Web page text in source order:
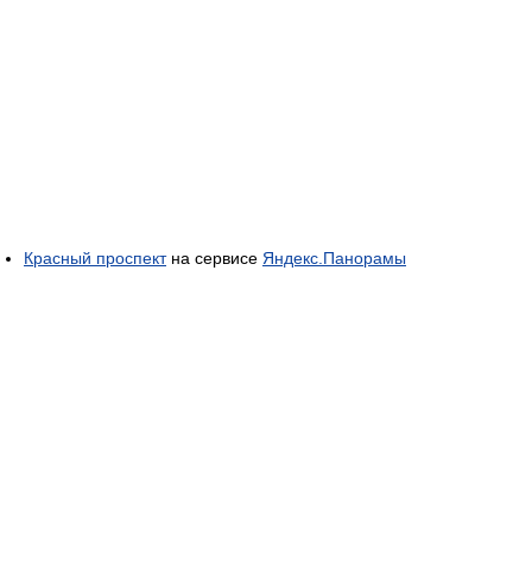
Красный проспектна сервисе Яндекс.Панорамы